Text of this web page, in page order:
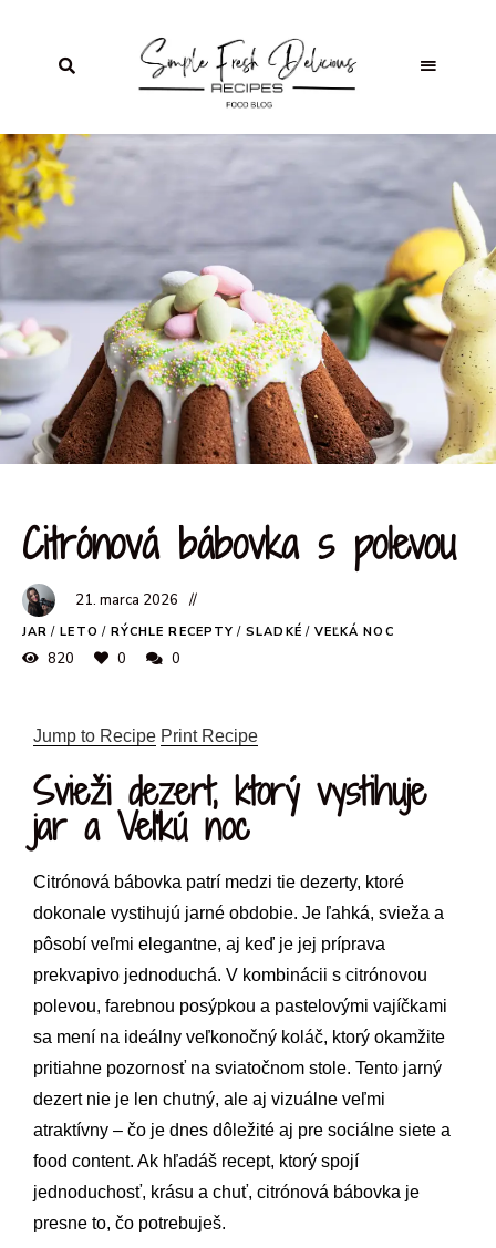
Citrónová bábovka s polevou
21. marca 2026
JAR / LETO / RÝCHLE RECEPTY / SLADKÉ / VEĽKÁ NOC
820 0 0
Jump to Recipe Print Recipe
Svieži dezert, ktorý vystihuje
jar a Veľkú noc
Citrónová bábovka patrí medzi tie dezerty, ktoré
dokonale vystihujú jarné obdobie. Je ľahká, svieža a
pôsobí veľmi elegantne, aj keď je jej príprava
prekvapivo jednoduchá. V kombinácii s citrónovou
polevou, farebnou posýpkou a pastelovými vajíčkami
sa mení na ideálny veľkonočný koláč, ktorý okamžite
pritiahne pozornosť na sviatočnom stole. Tento jarný
dezert nie je len chutný, ale aj vizuálne veľmi
atraktívny – čo je dnes dôležité aj pre sociálne siete a
food content. Ak hľadáš recept, ktorý spojí
jednoduchosť, krásu a chuť, citrónová bábovka je
presne to, čo potrebuješ.